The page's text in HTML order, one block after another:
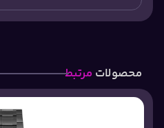
محصولات مرتبط